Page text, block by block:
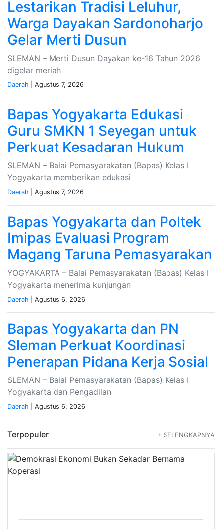
Lestarikan Tradisi Leluhur,
Warga Dayakan Sardonoharjo
Gelar Merti Dusun
SLEMAN – Merti Dusun Dayakan ke-16 Tahun 2026
digelar meriah
Daerah | Agustus 7, 2026
Bapas Yogyakarta Edukasi
Guru SMKN 1 Seyegan untuk
Perkuat Kesadaran Hukum
SLEMAN – Balai Pemasyarakatan (Bapas) Kelas I
Yogyakarta memberikan edukasi
Daerah | Agustus 7, 2026
Bapas Yogyakarta dan Poltek
Imipas Evaluasi Program
Magang Taruna Pemasyarakan
YOGYAKARTA – Balai Pemasyarakatan (Bapas) Kelas I
Yogyakarta menerima kunjungan
Daerah | Agustus 6, 2026
Bapas Yogyakarta dan PN
Sleman Perkuat Koordinasi
Penerapan Pidana Kerja Sosial
SLEMAN – Balai Pemasyarakatan (Bapas) Kelas I
Yogyakarta dan Pengadilan
Daerah | Agustus 6, 2026
Terpopuler + SELENGKAPNYA